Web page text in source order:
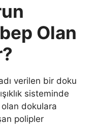
Olan
verilen bir doku
sisteminde
dokulara
polipler